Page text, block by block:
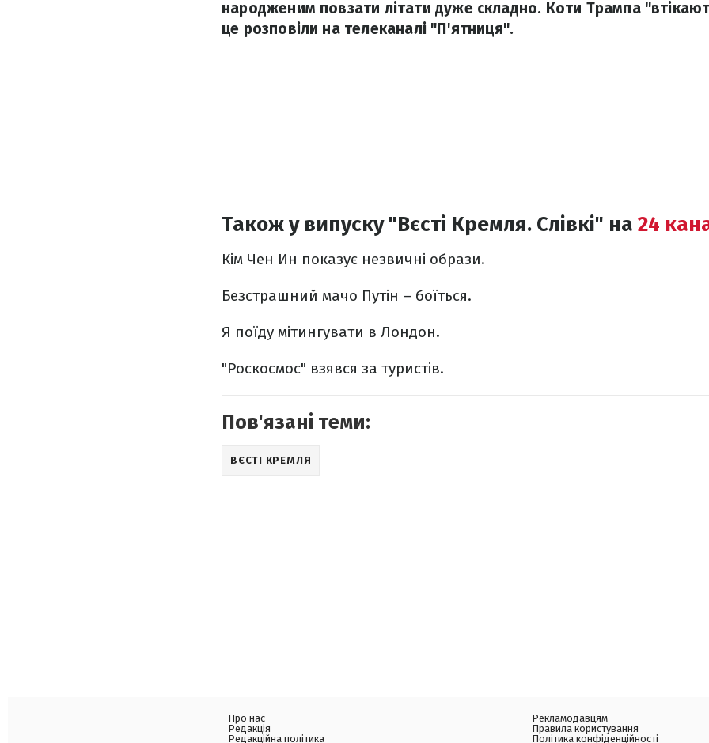
народженим повзати літати дуже складно. Коти Трампа
це розповіли на телеканалі "П'ятниця".
Також у випуску "Вєсті Кремля. Слівкі" на 24
Кім Чен Ин показує незвичні образи.
Безстрашний мачо Путін – боїться.
Я поїду мітингувати в Лондон.
"Роскосмос" взявся за туристів.
Пов'язані теми:
ВЄСТІ КРЕМЛЯ
Про нас
Редакція
Редакційна політика
Рекламодавцям
Правила користування
Політика конфіденційності